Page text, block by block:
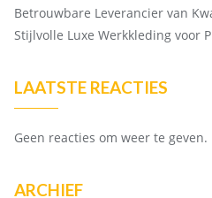
Betrouwbare Leverancier van
Stijlvolle Luxe Werkkleding voor
LAATSTE REACTIES
Geen reacties om weer te geven.
ARCHIEF